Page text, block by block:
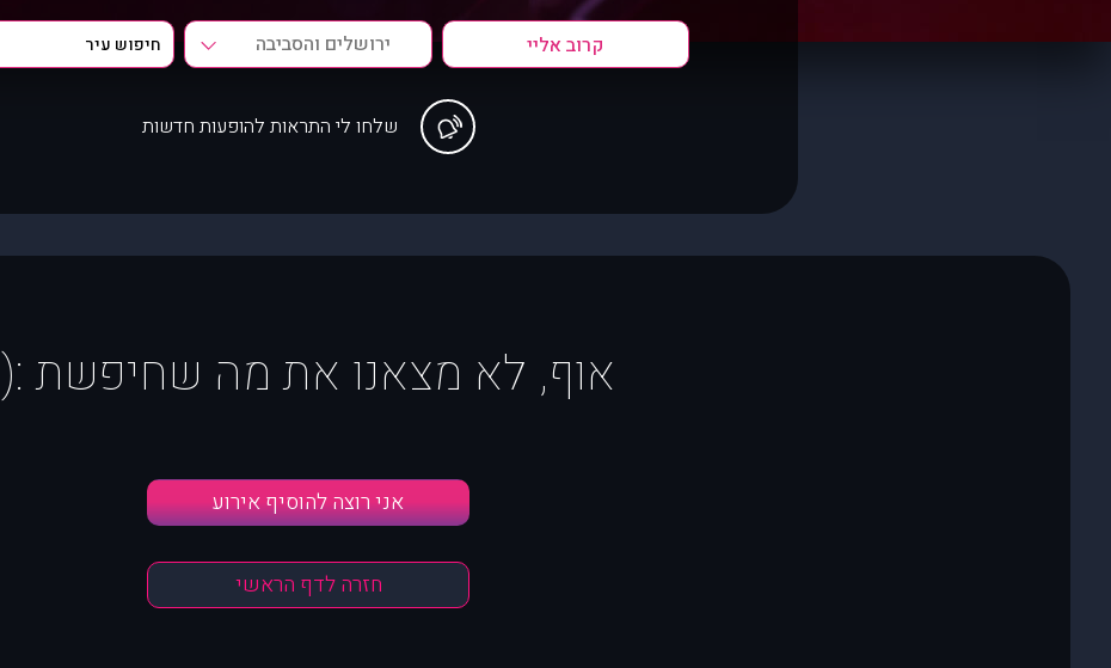
ירושלים והסביבה
שלחו לי התראות להופעות חדשות
אוף, לא מצאנו את מה שחיפשת :(
אני רוצה להוסיף אירוע
חזרה לדף הראשי